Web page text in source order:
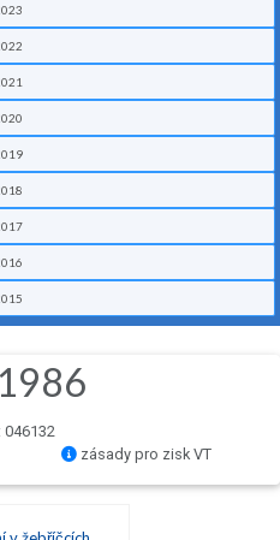
zásady pro zisk VT